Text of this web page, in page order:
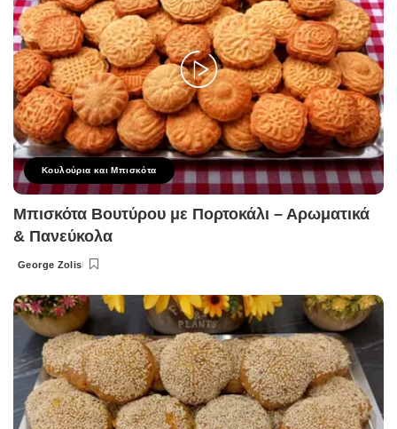
Κουλούρια και Μπισκότα
Μπισκότα Βουτύρου με Πορτοκάλι – Αρωματικά
& Πανεύκολα
Posted
George Zolis